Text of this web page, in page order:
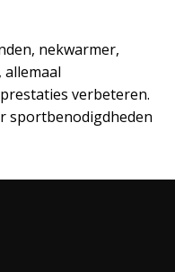
nekwarmer,
verbeteren.
sportbenodigdheden